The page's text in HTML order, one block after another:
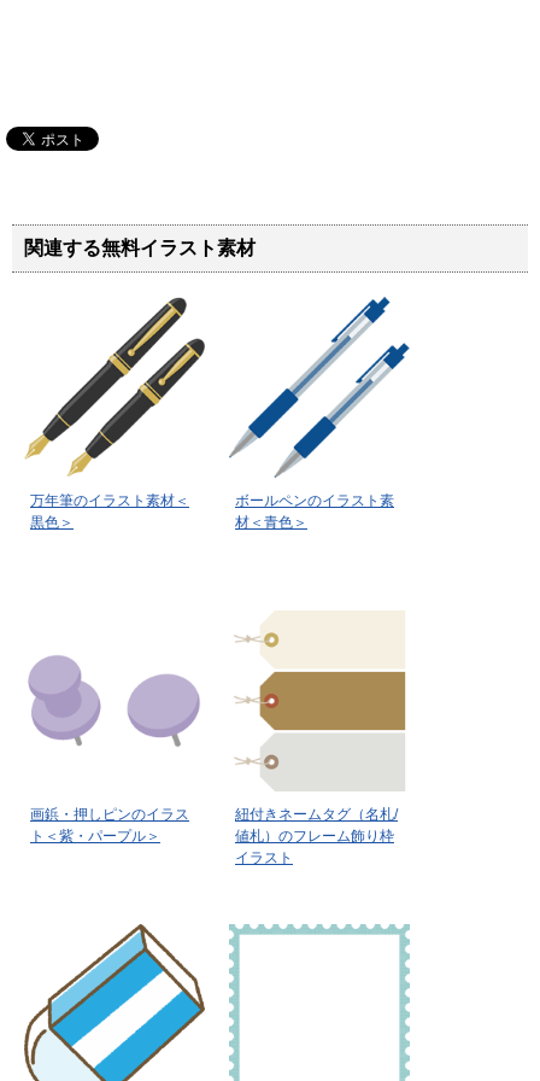
関連する無料イラスト素材
万年筆のイラスト素材＜
黒色＞
ボールペンのイラスト素
材＜青色＞
画鋲・押しピンのイラス
ト＜紫・パープル＞
紐付きネームタグ（名札/
値札）のフレーム飾り枠
イラスト